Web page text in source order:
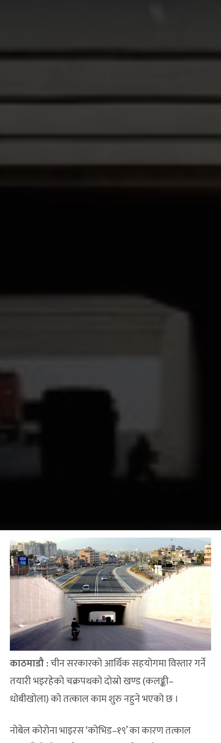
काठमाडौ :चीन सरकारको आर्थिक सहयोगमा विस्तार गर्ने
तयारी भइरहेको चक्रपथको दोस्रो खण्ड (कलङ्की–
धोबीखोला) को तत्काल काम शुरु नहुने भएको छ ।
नोबेल कोरोना भाइरस ‘कोभिड–१९’ का कारण तत्काल